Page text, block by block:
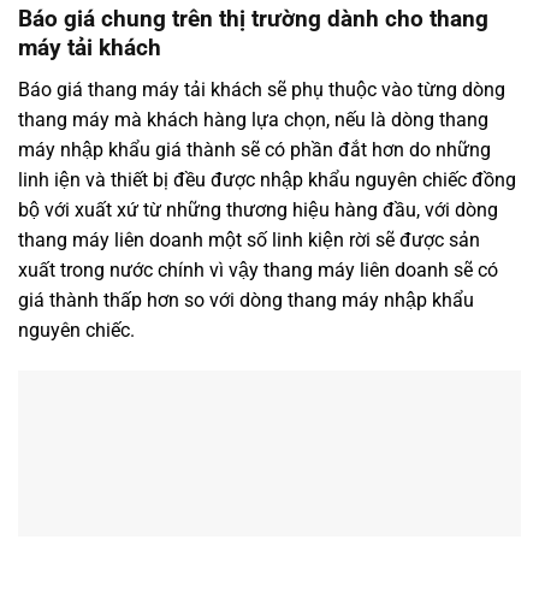
Báo giá chung trên thị trường dành cho thang
máy tải khách
Báo giá thang máy tải khách sẽ phụ thuộc vào từng dòng
thang máy mà khách hàng lựa chọn, nếu là dòng thang
máy nhập khẩu giá thành sẽ có phần đắt hơn do những
linh iện và thiết bị đều được nhập khẩu nguyên chiếc đồng
bộ với xuất xứ từ những thương hiệu hàng đầu, với dòng
thang máy liên doanh một số linh kiện rời sẽ được sản
xuất trong nước chính vì vậy thang máy liên doanh sẽ có
giá thành thấp hơn so với dòng thang máy nhập khẩu
nguyên chiếc.